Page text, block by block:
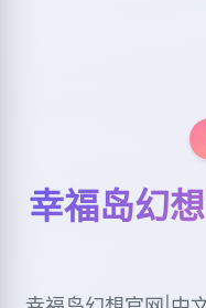
幸福岛幻